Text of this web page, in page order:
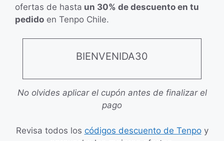
ofertas de hasta un 30% de descuento en tu
pedido en Tenpo Chile.
BIENVENIDA30
No olvides aplicar el cupón antes de finalizar el
pago
Revisa todos los códigos descuento de Tenpoy